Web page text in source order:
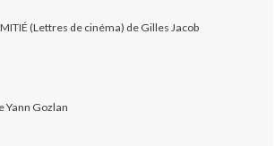
(Lettres de cinéma) de Gilles Jacob
Yann Gozlan